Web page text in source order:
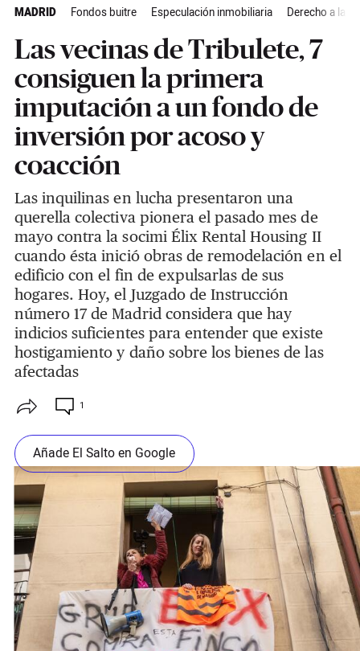
MADRID Fondos buitre Especulación inmobiliaria Derecho a la
Las vecinas de Tribulete, 7
consiguen la primera
imputación a un fondo de
inversión por acoso y
coacción
Las inquilinas en lucha presentaron una
querella colectiva pionera el pasado mes de
mayo contra la socimi Élix Rental Housing II
cuando ésta inició obras de remodelación en el
edificio con el fin de expulsarlas de sus
hogares. Hoy, el Juzgado de Instrucción
número 17 de Madrid considera que hay
indicios suficientes para entender que existe
hostigamiento y daño sobre los bienes de las
afectadas
1
Añade El Salto en Google